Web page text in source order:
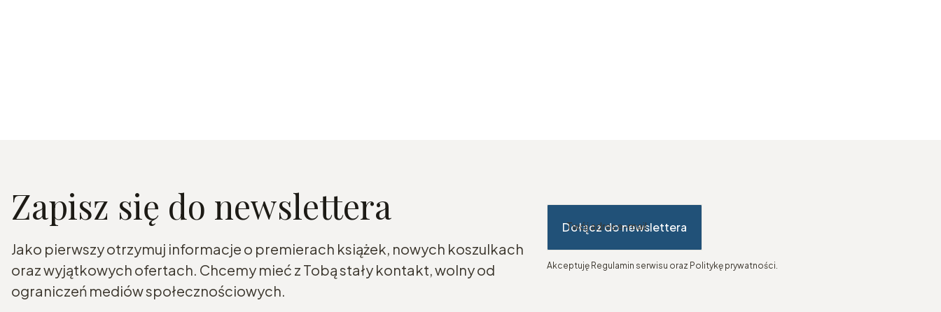
Zapisz się do newslettera
Jako pierwszy otrzymuj informacje o premierach książek, nowych koszulkach
oraz wyjątkowych ofertach. Chcemy mieć z Tobą stały kontakt, wolny od
ograniczeń mediów społecznościowych.
Twój adres e-mail
Dołącz do newslettera
Akceptuję Regulamin serwisu oraz Politykę prywatności.